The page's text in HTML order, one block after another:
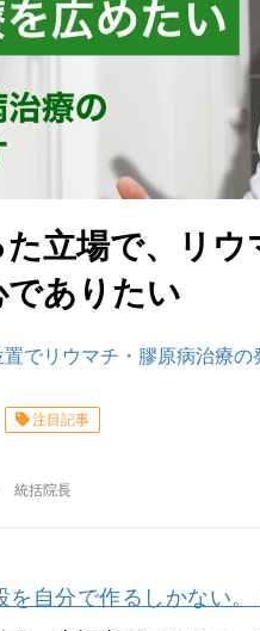
立場で、リウ
ありたい
でリウマチ・膠原病治療の
注目記事
統括院長
を自分で作るしかない